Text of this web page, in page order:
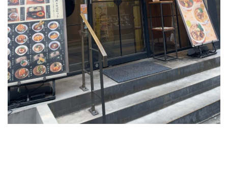
蕎
麦
屋
さ
ん
「蕎
麦
い